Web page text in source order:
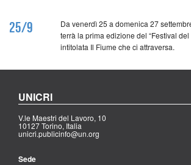
25/9
Da venerdì 25 a domenica 27
terrà la prima edizione del “Festival
intitolata Il Fiume che ci attraversa.
UNICRI
V.le Maestri del Lavoro, 10
10127 Torino, Italia
unicri.publicinfo@un.org
Sede